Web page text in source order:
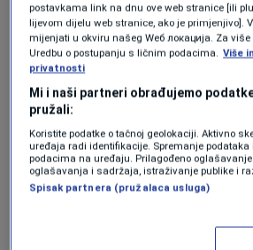
Izvan tog vremena parking će
kao i nedjeljom i praznicima.
Godišnje
stanare
Jedna od najvažnijih novina
godišnju povlaštenu vinjetu.
postavkama link na dnu ove web stranice [ili
lijevom dijelu web stranice, ako je primjenjivo].
mijenjati u okviru našeg Wеб локација. Za
Uredbu o postupanju s ličnim podacima. Više
privatnosti
Mi i naši partneri obrađujemo
pružali:
Koristite podatke o tačnoj geolokaciji. Aktivno
uređaja radi identifikacije. Spremanje
podacima na uređaju. Prilagođeno
oglašavanja i sadržaja, istraživanje publike i
Spisak partnera (pružalaca usluga)